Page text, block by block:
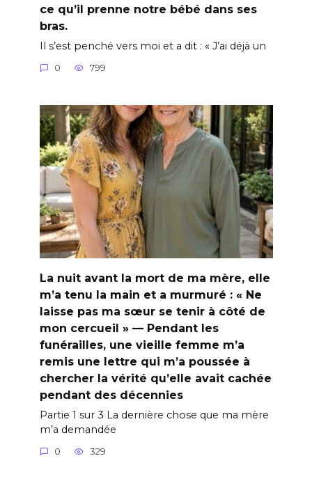
ce qu’il prenne notre bébé dans ses
bras.
Il s’est penché vers moi et a dit : « J’ai déjà un
0 799
La nuit avant la mort de ma mère, elle
m’a tenu la main et a murmuré : « Ne
laisse pas ma sœur se tenir à côté de
mon cercueil » — Pendant les
funérailles, une vieille femme m’a
remis une lettre qui m’a poussée à
chercher la vérité qu’elle avait cachée
pendant des décennies
Partie 1 sur 3 La dernière chose que ma mère
m’a demandée
0 329